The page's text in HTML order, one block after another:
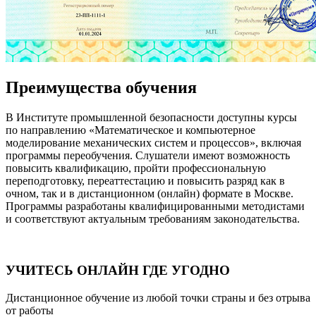
Преимущества обучения
В Институте промышленной безопасности доступны курсы
по направлению «Математическое и компьютерное
моделирование механических систем и процессов», включая
программы переобучения. Слушатели имеют возможность
повысить квалификацию, пройти профессиональную
переподготовку, переаттестацию и повысить разряд как в
очном, так и в дистанционном (онлайн) формате в Москве.
Программы разработаны квалифицированными методистами
и соответствуют актуальным требованиям законодательства.
УЧИТЕСЬ ОНЛАЙН ГДЕ УГОДНО
Дистанционное обучение из любой точки страны и без отрыва
от работы